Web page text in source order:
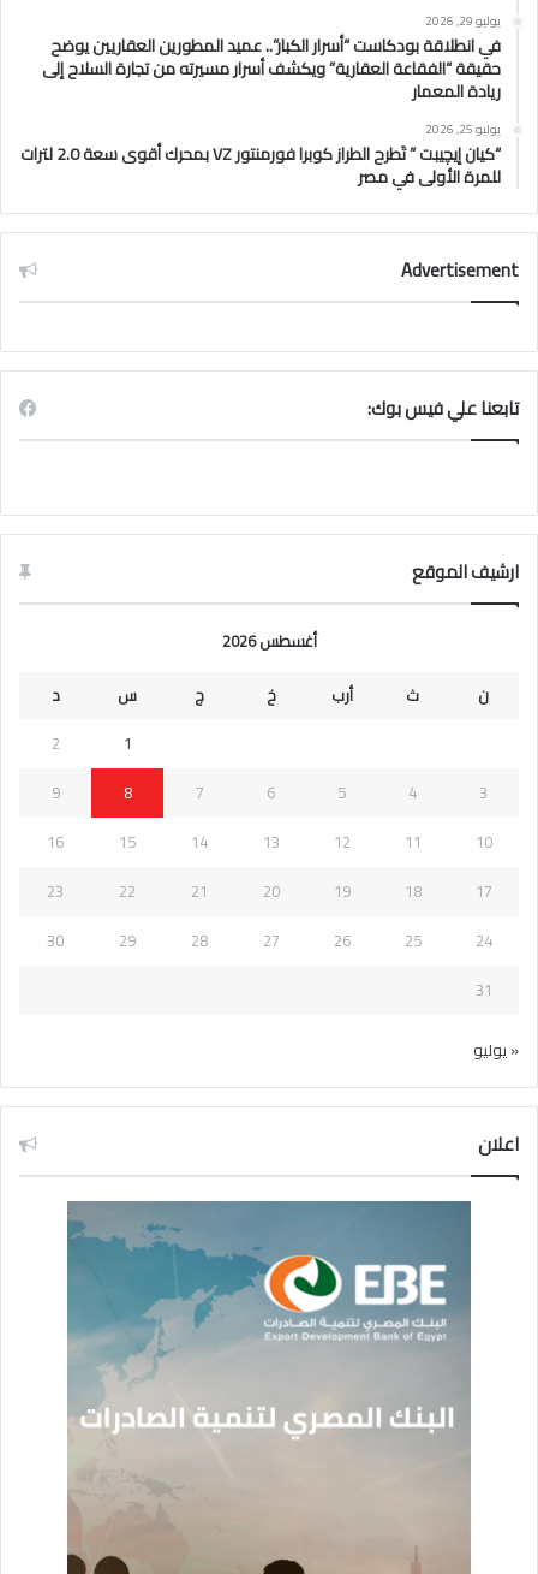
يوليو 29, 2026
في انطلاقة بودكاست “أسرار الكبار”.. عميد المطورين العقاريين يوضح
حقيقة “الفقاعة العقارية” ويكشف أسرار مسيرته من تجارة السلاح إلى
ريادة المعمار
يوليو 25, 2026
“كيان إيچيبت ” تَطرح الطراز كوبرا فورمنتور VZ بمحرك أقوى سعة 2.0 لترات
للمرة الأولى في مصر
Advertisement
تابعنا علي فيس بوك:
ارشيف الموقع
أغسطس 2026
ن
ث أرب خ ج س
د
1
2
3
4
5
6
7
8
9
10
11
12
13
14
15
16
17
18
19
20
21
22
23
24
25
26
27
28
29
30
31
« يوليو
اعلان